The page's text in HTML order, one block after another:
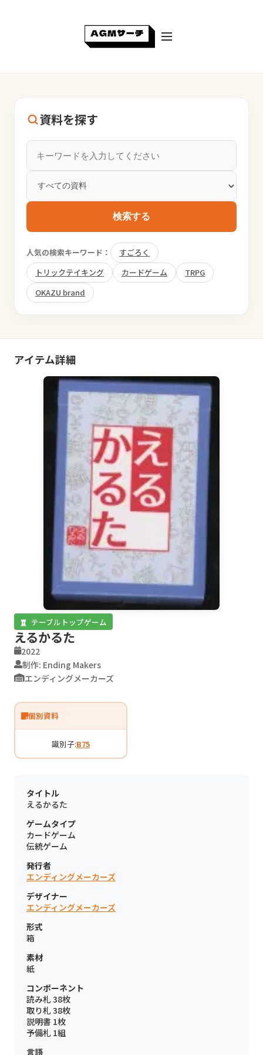
資料を探す
検索する
人気の検索キーワード：
すごろく
トリックテイキング
カードゲーム
TRPG
OKAZU brand
アイテム詳細
テーブルトップゲーム
えるかるた
2022
制作: Ending Makers
エンディングメーカーズ
個別資料
識別子:B75
タイトル
えるかるた
ゲームタイプ
カードゲーム
伝統ゲーム
発行者
エンディングメーカーズ
デザイナー
エンディングメーカーズ
形式
箱
素材
紙
コンポーネント
読み札 38枚
取り札 38枚
説明書 1枚
予備札 1組
言語